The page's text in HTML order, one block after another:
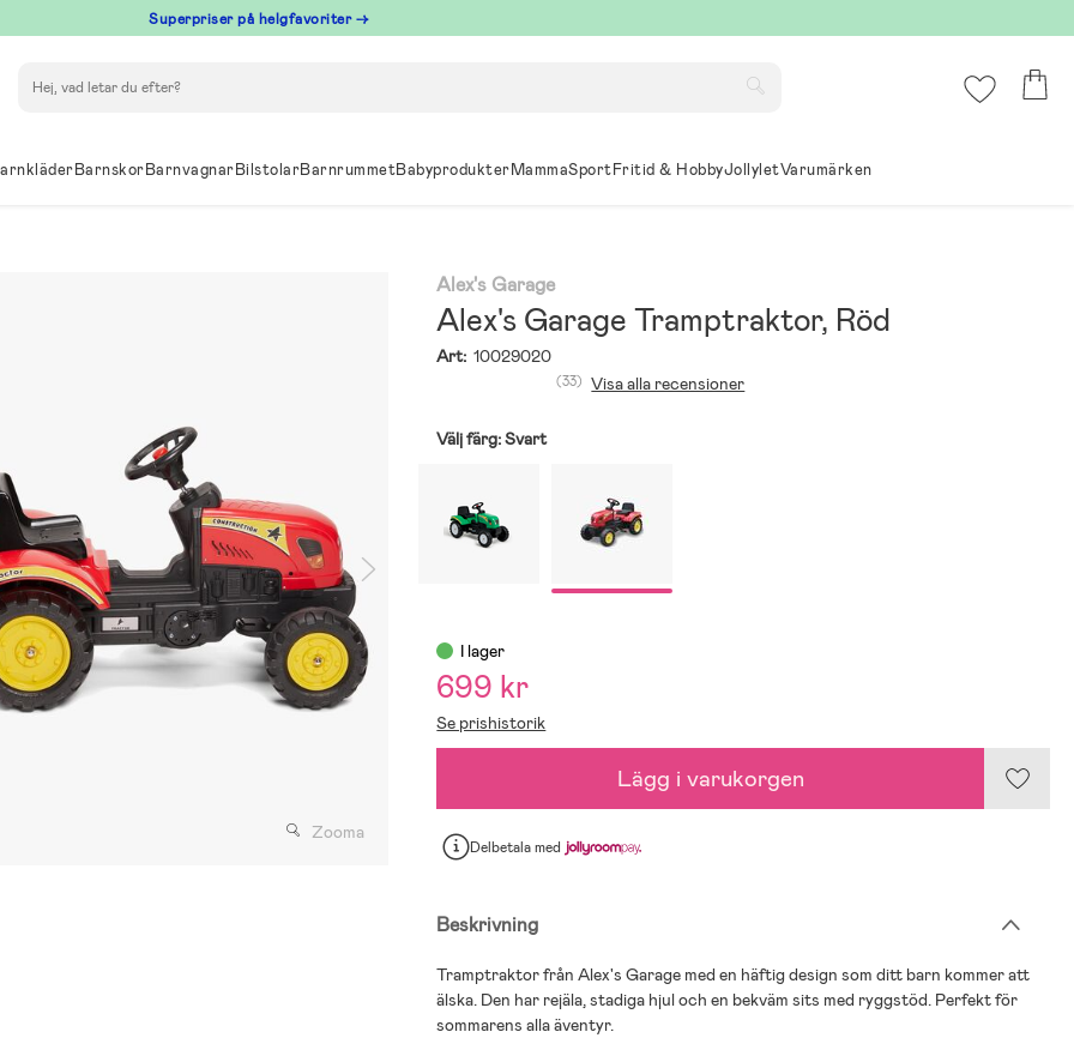
Superpriser på helgfavoriter →
BarnskorBarnvagnarBilstolarBarnrummetBabyprodukterMammaSportFritid & HobbyJollyletVarumärken
Zooma
Alex's Garage
Alex's Garage Tramptraktor, Röd
Art: 10029020
(33) Visa alla recensioner
Välj färg:Svart
I lager
699 kr
Se prishistorik
Lägg i varukorgen
Delbetalamed
Beskrivning
Tramptraktor från Alex's Garage med en häftig design som ditt barn kommer att
älska. Den har rejäla, stadiga hjul och en bekväm sits med ryggstöd. Perfekt för
sommarens alla äventyr.